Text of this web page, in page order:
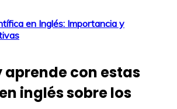
en Inglés: Importancia y
aprende con estas
inglés sobre los